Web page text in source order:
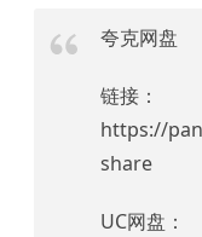
夸克网盘
链接：
https://
share
UC网盘：